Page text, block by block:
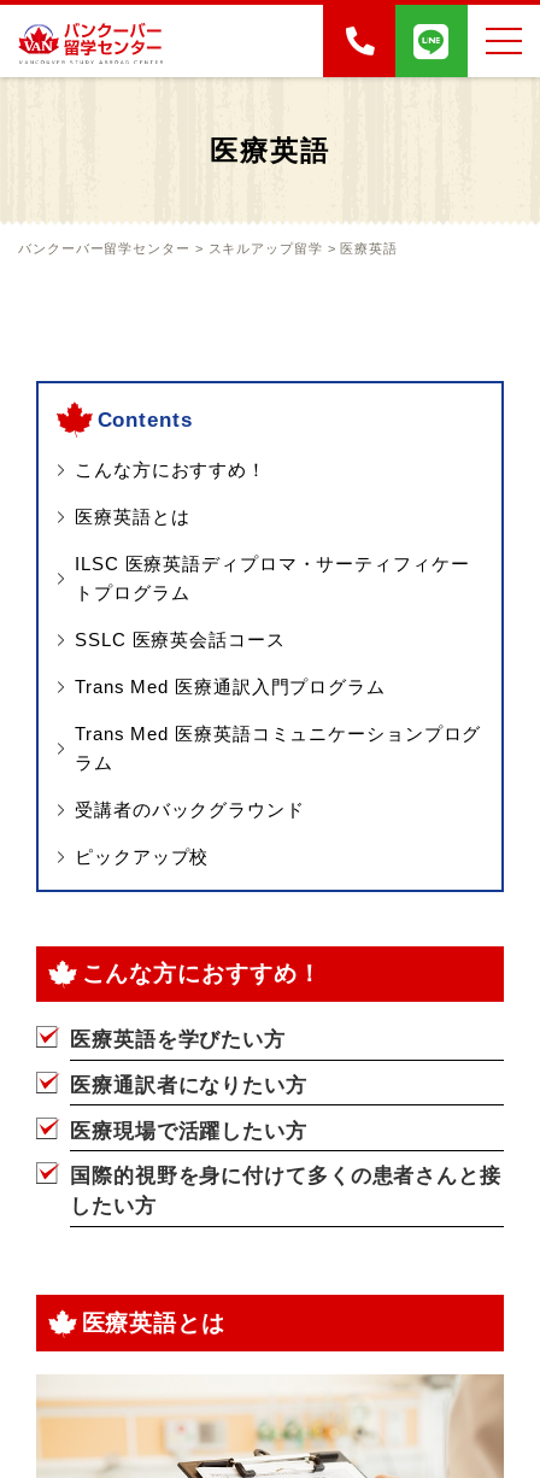
医療英語
バンクーバー留学センター > スキルアップ留学 > 医療英語
Contents
こんな方におすすめ！
医療英語とは
ILSC 医療英語ディプロマ・サーティフィケー
トプログラム
SSLC 医療英会話コース
Trans Med 医療通訳入門プログラム
Trans Med 医療英語コミュニケーションプログ
ラム
受講者のバックグラウンド
ピックアップ校
こんな方におすすめ！
医療英語を学びたい方
医療通訳者になりたい方
医療現場で活躍したい方
国際的視野を身に付けて多くの患者さんと接
したい方
医療英語とは